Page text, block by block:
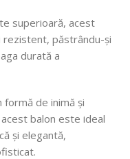
superioară, acest
rezistent, păstrându-și
durată a
formă de inimă și
balon este ideal
și elegantă,